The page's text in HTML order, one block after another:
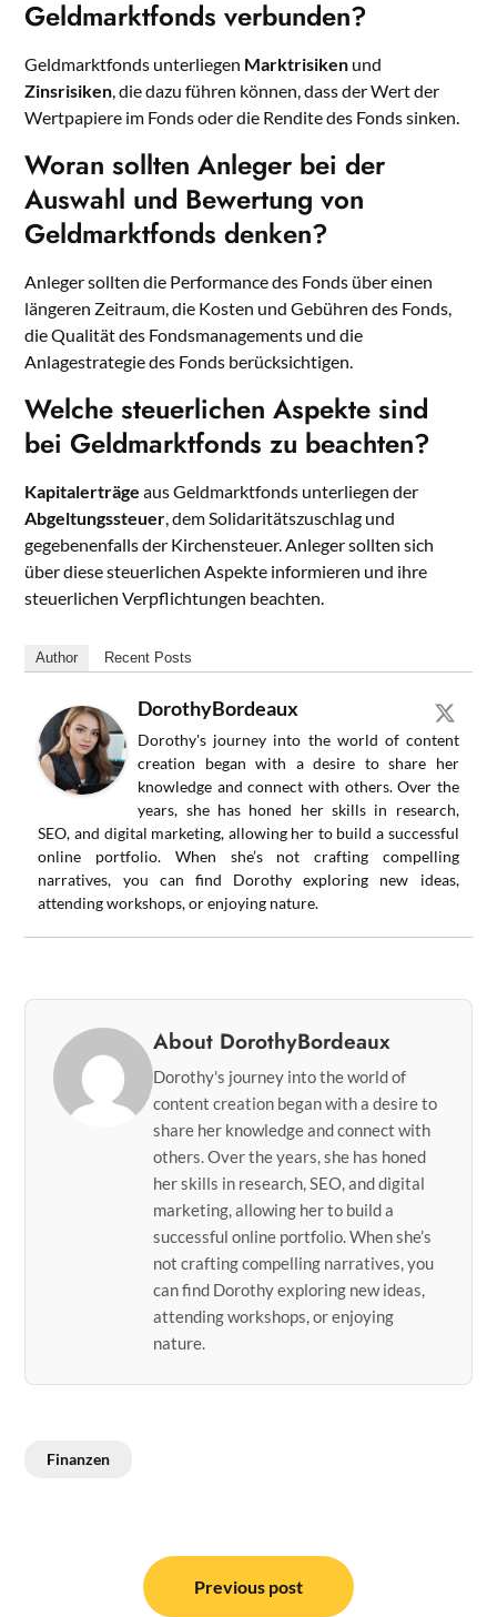
Geldmarktfonds verbunden?
Geldmarktfonds unterliegen Marktrisiken und
Zinsrisiken, die dazu führen können, dass der Wert der
Wertpapiere im Fonds oder die Rendite des Fonds sinken.
Woran sollten Anleger bei der
Auswahl und Bewertung von
Geldmarktfonds denken?
Anleger sollten die Performance des Fonds über einen
längeren Zeitraum, die Kosten und Gebühren des Fonds,
die Qualität des Fondsmanagements und die
Anlagestrategie des Fonds berücksichtigen.
Welche steuerlichen Aspekte sind
bei Geldmarktfonds zu beachten?
Kapitalerträge aus Geldmarktfonds unterliegen der
Abgeltungssteuer, dem Solidaritätszuschlag und
gegebenenfalls der Kirchensteuer. Anleger sollten sich
über diese steuerlichen Aspekte informieren und ihre
steuerlichen Verpflichtungen beachten.
Author Recent Posts
DorothyBordeaux
Dorothy's journey into the world of content
creation began with a desire to share her
knowledge and connect with others. Over the
years, she has honed her skills in research,
SEO, and digital marketing, allowing her to build a successful
online portfolio. When she’s not crafting compelling
narratives, you can find Dorothy exploring new ideas,
attending workshops, or enjoying nature.
About DorothyBordeaux
Dorothy's journey into the world of
content creation began with a desire to
share her knowledge and connect with
others. Over the years, she has honed
her skills in research, SEO, and digital
marketing, allowing her to build a
successful online portfolio. When she’s
not crafting compelling narratives, you
can find Dorothy exploring new ideas,
attending workshops, or enjoying
nature.
Finanzen
navigation
Previous post